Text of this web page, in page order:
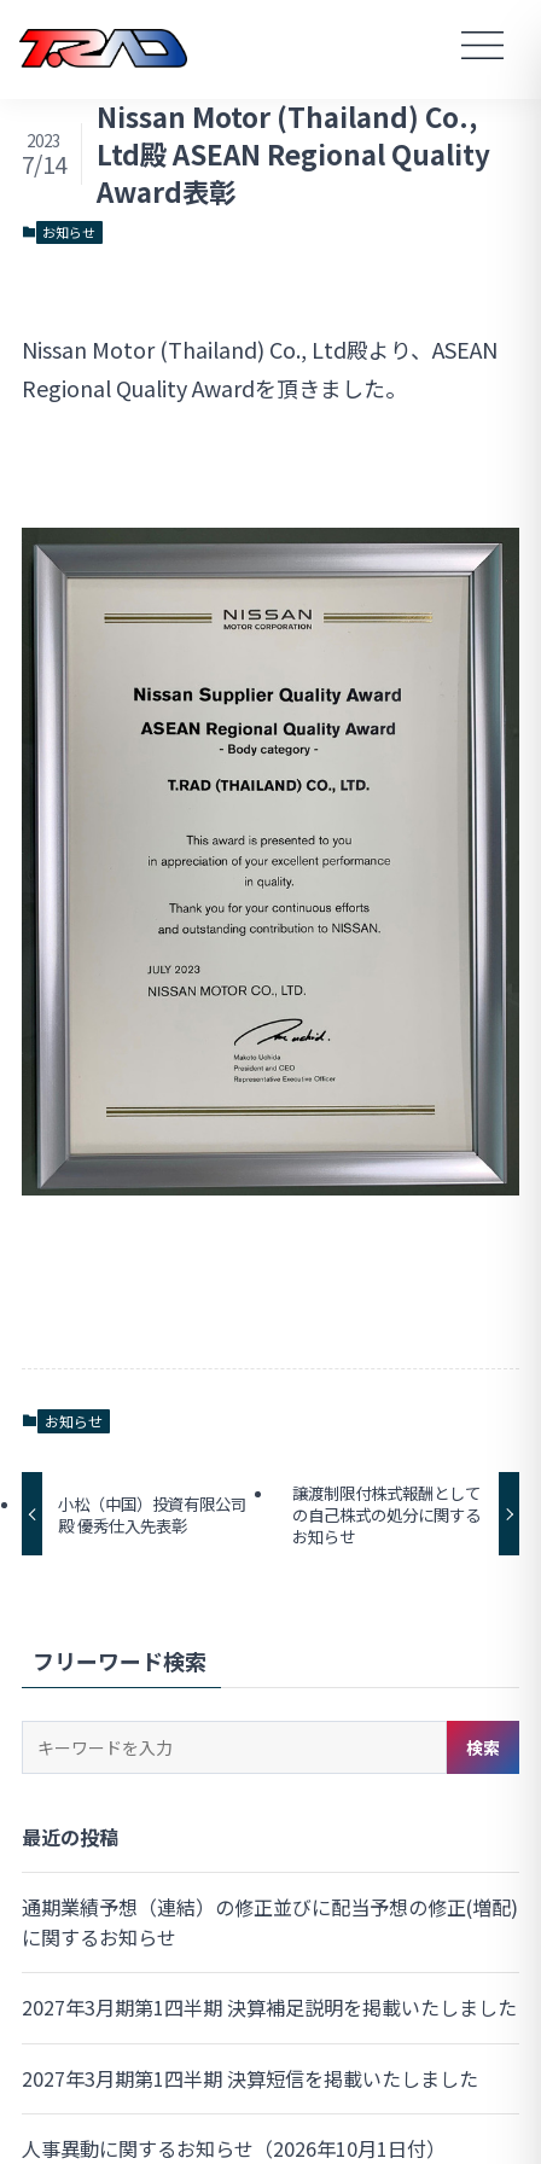
Nissan Motor (Thailand) Co.,
Ltd殿 ASEAN Regional Quality
Award表彰
2023
7/14
お知らせ
Nissan Motor (Thailand) Co., Ltd殿より、ASEAN
Regional Quality Awardを頂きました。
お知らせ
小松（中国）投資有限公司
殿 優秀仕入先表彰
譲渡制限付株式報酬として
の自己株式の処分に関する
お知らせ
フリーワード検索
ー
ド
索
検索
最近の投稿
通期業績予想（連結）の修正並びに配当予想の修正(増配)
に関するお知らせ
2027年3月期第1四半期 決算補足説明を掲載いたしました
2027年3月期第1四半期 決算短信を掲載いたしました
人事異動に関するお知らせ（2026年10月1日付）